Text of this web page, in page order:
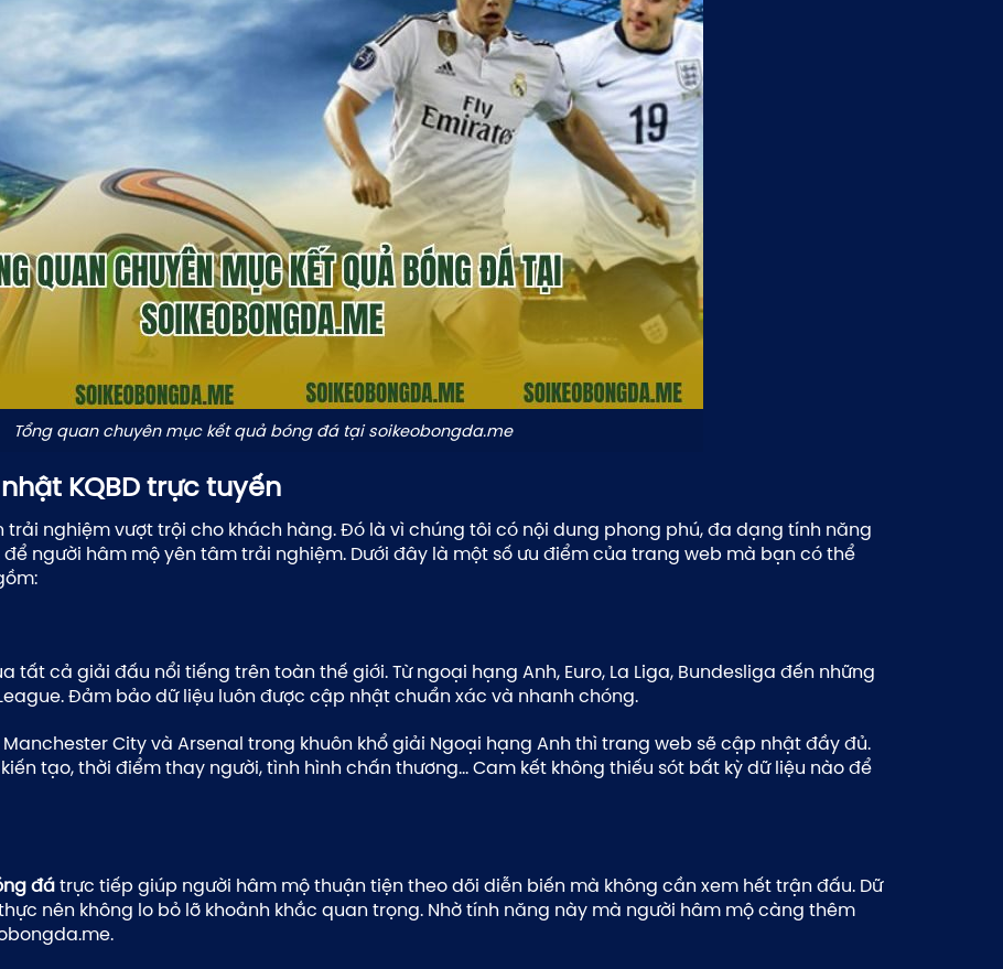
Tổng quan chuyên mục kết quả bóng đá tại soikeobongda.me
KQBD trực tuyến
nghiệm vượt trội cho khách hàng. Đó là vì chúng tôi có nội dung phong phú, đa dạng tính năng
để người hâm mộ yên tâm trải nghiệm. Dưới đây là một số ưu điểm của trang web mà bạn có thể
cả giải đấu nổi tiếng trên toàn thế giới. Từ ngoại hạng Anh, Euro, La Liga, Bundesliga đến những
Đảm bảo dữ liệu luôn được cập nhật chuẩn xác và nhanh chóng.
City và Arsenal trong khuôn khổ giải Ngoại hạng Anh thì trang web sẽ cập nhật đầy đủ.
tạo, thời điểm thay người, tình hình chấn thương… Cam kết không thiếu sót bất kỳ dữ liệu nào để
đátrực tiếp giúp người hâm mộ thuận tiện theo dõi diễn biến mà không cần xem hết trận đấu. Dữ
nên không lo bỏ lỡ khoảnh khắc quan trọng. Nhờ tính năng này mà người hâm mộ càng thêm